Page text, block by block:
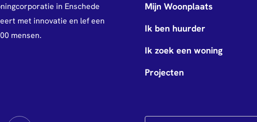
in Enschede
met innovatie en lef een
mensen.
Mijn Woonplaats
Ik ben huurder
Ik zoek een woning
Projecten